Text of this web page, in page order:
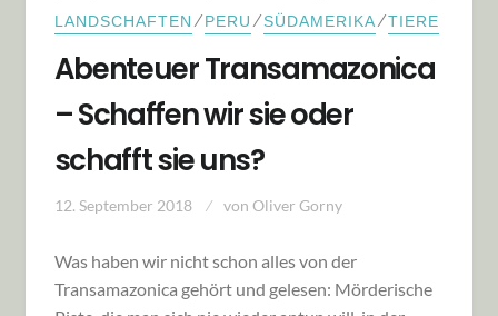
LANDSCHAFTEN ⁄PERU ⁄SÜDAMERIKA⁄TIERE
Abenteuer Transamazonica
– Schaffen wir sie oder
schafft sie uns?
12. September 2018 von Oliver Gorny
Was haben wir nicht schon alles von der
Transamazonica gehört und gelesen: Mörderische